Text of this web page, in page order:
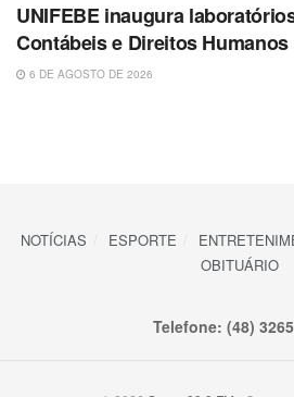
UNIFEBE inaugura
Contábeis e Direitos Humanos
6 DE AGOSTO DE 2026
NOTÍCIAS ESPORTE
OBITUÁRIO
Telefone: (48)